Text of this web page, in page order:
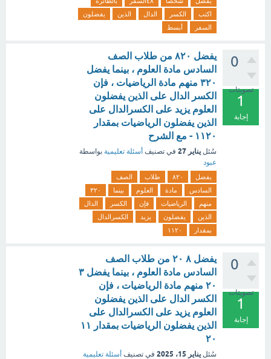
اكتب
الكسر الدال الذين
يفضلون
السفر
أبسط
0
تصويتات
1
إجابة
يفضل ٨٢٠ من طلاب الصف
السادس مادة العلوم ، بينما يفضل
٣٢٠ منهم مادة الرياضيات ، فإن
الكسر الدال على الذين يفضلون
العلوم يزيد على الكسرالدال على
الذين يفضلون الرياضيات بمقدار
١١٢٠ - مع الشرح
سُئل يناير 27 في تصنيف أسئلة تعليمية بواسطة
عبود
يفضل ٨٢٠ طلاب
الصف
السادس
مادة العلوم بينما
٣٢٠
منهم
الرياضيات فإن الكسر
الدال
الذين
يفضلون يزيد
الكسرالدال
بمقدار
١١٢٠
0
تصويتات
1
إجابة
يفضل ٨ ٢٠ من طلاب الصف
السادس مادة العلوم ، بينما يفضل ٣
٢٠ منهم مادة الرياضيات ، فإن
الكسر الدال على الذين يفضلون
العلوم يزيد على الكسرالدال على
الذين يفضلون الرياضيات بمقدار ١١
٢٠
سُئل يناير 15، 2025 في تصنيف أسئلة تعليمية